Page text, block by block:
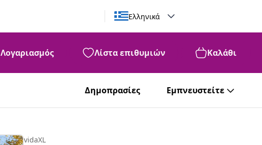
Ελληνικά
Λογαριασμός Λίστα επιθυμιών Καλάθι
Δημοπρασίες Εμπνευστείτε
vidaXL